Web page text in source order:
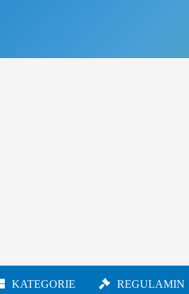
KATEGORIE REGULAMIN